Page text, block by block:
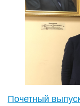
Почетный